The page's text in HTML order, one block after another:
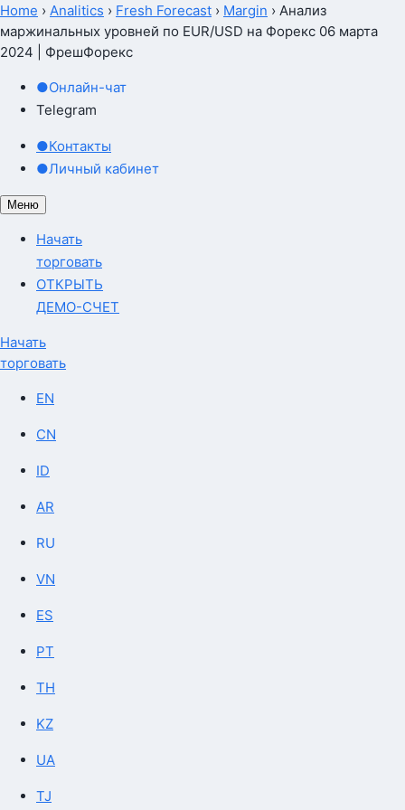
Home › Analitics › Fresh Forecast › Margin › Анализ
маржинальных уровней по EUR/USD на Форекс 06 марта
2024 | ФрешФорекс
●Онлайн-чат
Telegram
●Контакты
●Личный кабинет
Меню
Начать
торговать
ОТКРЫТЬ
ДЕМО-СЧЕТ
Начать
торговать
EN
CN
ID
AR
RU
VN
ES
PT
TH
KZ
UA
TJ